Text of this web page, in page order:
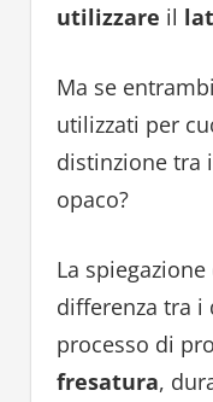
utilizzare il
Ma se
utilizzati per
distinzione tra
opaco?
La
differenza tra
processo di
fresatura,